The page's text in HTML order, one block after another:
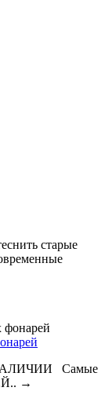
старые
Самые
→